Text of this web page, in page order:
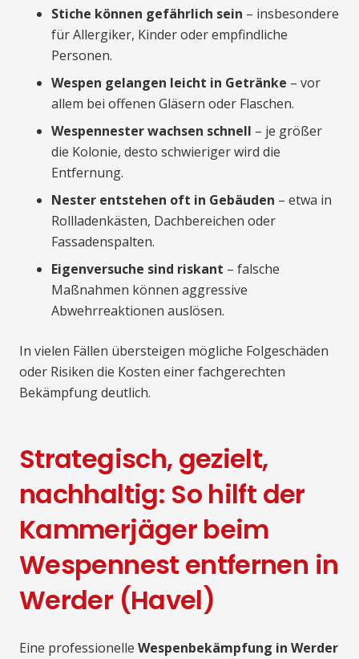
Stiche können gefährlich sein – insbesondere
für Allergiker, Kinder oder empfindliche
Personen.
Wespen gelangen leicht in Getränke – vor
allem bei offenen Gläsern oder Flaschen.
Wespennester wachsen schnell – je größer
die Kolonie, desto schwieriger wird die
Entfernung.
Nester entstehen oft in Gebäuden – etwa in
Rollladenkästen, Dachbereichen oder
Fassadenspalten.
Eigenversuche sind riskant – falsche
Maßnahmen können aggressive
Abwehrreaktionen auslösen.
In vielen Fällen übersteigen mögliche Folgeschäden
oder Risiken die Kosten einer fachgerechten
Bekämpfung deutlich.
Strategisch, gezielt,
nachhaltig: So hilft der
Kammerjäger beim
Wespennest entfernen in
Werder (Havel)
Eine professionelle Wespenbekämpfung in Werder